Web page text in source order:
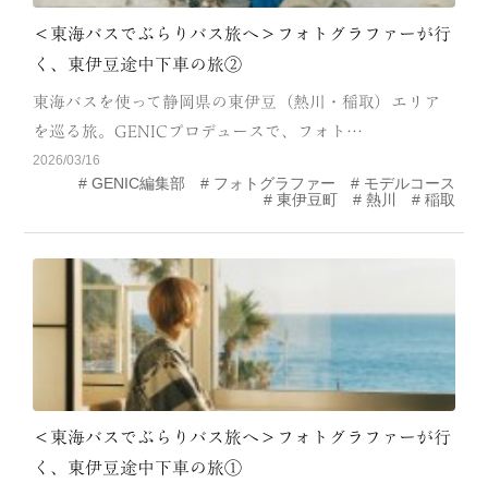
中伊豆
CATEGORY
海 岬
花
動物と触れ合える場所 カフェ・スイーツ
神社仏閣 食
体験
＜東海バスでぶらりバス旅へ＞フォトグラファーが行
く、東伊豆途中下車の旅②
東海バスを使って静岡県の東伊豆（熱川・稲取）エリア
を巡る旅。GENICプロデュースで、フォト…
2026/03/16
GENIC編集部 フォトグラファー
モデルコース
東伊豆町
熱川 稲取
＜東海バスでぶらりバス旅へ＞フォトグラファーが行
く、東伊豆途中下車の旅①